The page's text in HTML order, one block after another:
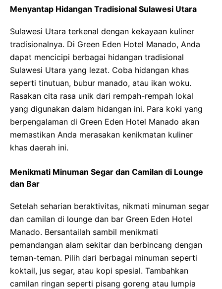
Menyantap Hidangan Tradisional Sulawesi Utara
Sulawesi Utara terkenal dengan kekayaan kuliner
tradisionalnya. Di Green Eden Hotel Manado, Anda
dapat mencicipi berbagai hidangan tradisional
Sulawesi Utara yang lezat. Coba hidangan khas
seperti tinutuan, bubur manado, atau ikan woku.
Rasakan cita rasa unik dari rempah-rempah lokal
yang digunakan dalam hidangan ini. Para koki yang
berpengalaman di Green Eden Hotel Manado akan
memastikan Anda merasakan kenikmatan kuliner
khas daerah ini.
Menikmati Minuman Segar dan Camilan di Lounge
dan Bar
Setelah seharian beraktivitas, nikmati minuman segar
dan camilan di lounge dan bar Green Eden Hotel
Manado. Bersantailah sambil menikmati
pemandangan alam sekitar dan berbincang dengan
teman-teman. Pilih dari berbagai minuman seperti
koktail, jus segar, atau kopi spesial. Tambahkan
camilan ringan seperti pisang goreng atau lumpia